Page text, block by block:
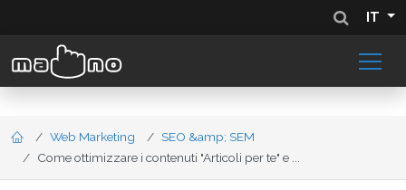
IT
Web Marketing
SEO &amp; SEM
Come ottimizzare i contenuti "Articoli per te" e ...